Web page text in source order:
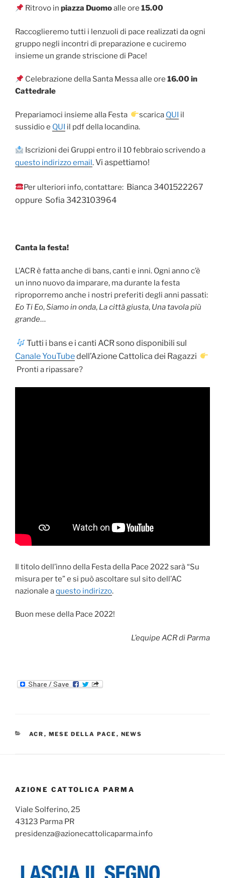
Ritrovo inpiazza Duomoalle ore15.00
Raccoglieremo tutti i lenzuoli di pace realizzati da ogni
gruppo negli incontri di preparazione e cuciremo
insieme un grande striscione di Pace!
Celebrazione della Santa Messa alle ore16.00 in
Cattedrale
Prepariamoci insieme alla Festa scarica QUI il
sussidio e QUI il pdf della locandina.
Iscrizioni dei Gruppi entro il 10 febbraio scrivendo a
questo indirizzo email.Vi aspettiamo!
Per ulteriori info, contattare: Bianca 3401522267
oppure Sofia 3423103964
Canta la festa!
L’ACR è fatta anche di bans, canti e inni. Ogni anno c’è
un inno nuovo da imparare, ma durante la festa
riproporremo anche i nostri preferiti degli anni passati:
Eo Ti Eo,Siamo in onda, La città giusta, Una tavola più
grande…
Tutti i bans e i canti ACR sono disponibili sul
Canale YouTubedell’Azione Cattolica dei Ragazzi
Pronti a ripassare?
Il titolo dell’inno della Festa della Pace 2022 sarà “Su
misura per te” e si può ascoltare sul sito dell’AC
nazionale aquesto indirizzo.
Buon mese della Pace 2022!
L’equipe ACR di Parma
CATEGORIE
ACR , MESE DELLA PACE , NEWS
AZIONE CATTOLICA PARMA
Viale Solferino, 25
43123 Parma PR
presidenza@azionecattolicaparma.info